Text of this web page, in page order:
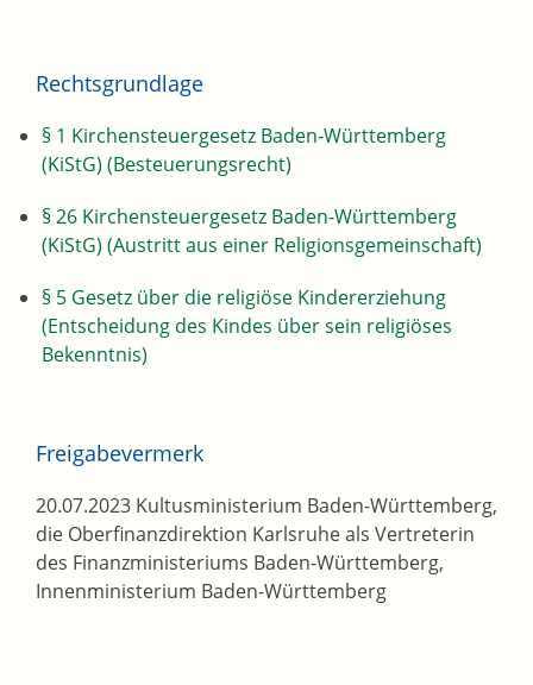
Rechtsgrundlage
§ 1 Kirchensteuergesetz Baden-Württemberg
(KiStG) (Besteuerungsrecht)
§ 26 Kirchensteuergesetz Baden-Württemberg
(KiStG) (Austritt aus einer Religionsgemeinschaft)
§ 5 Gesetz über die religiöse Kindererziehung
(Entscheidung des Kindes über sein religiöses
Bekenntnis)
Freigabevermerk
20.07.2023 Kultusministerium Baden-Württemberg,
die Oberfinanzdirektion Karlsruhe als Vertreterin
des Finanzministeriums Baden-Württemberg,
Innenministerium Baden-Württemberg